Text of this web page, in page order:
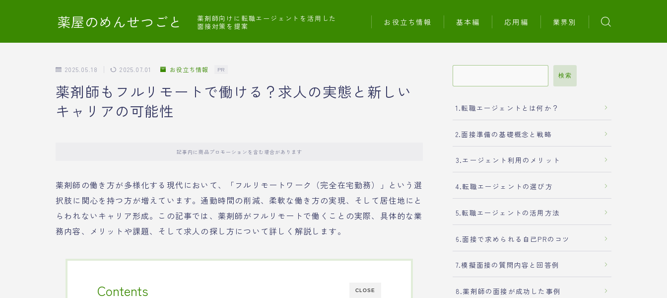
薬屋のめんせつごと
薬剤師向けに転職エージェントを活用した
面接対策を提案
お役立ち情報 基本編 応用編 業界別
2025.05.18 2025.07.01 お役立ち情報 PR
薬剤師もフルリモートで働ける？求人の実態と新しい
キャリアの可能性
記事内に商品プロモーションを含む場合があります
薬剤師の働き方が多様化する現代において、「フルリモートワーク（完全在宅勤務）」という選
択肢に関心を持つ方が増えています。通勤時間の削減、柔軟な働き方の実現、そして居住地にと
らわれないキャリア形成。この記事では、薬剤師がフルリモートで働くことの実際、具体的な業
務内容、メリットや課題、そして求人の探し方について詳しく解説します。
CLOSE
Contents
検索
1.転職エージェントとは何か？
2.面接準備の基礎概念と戦略
3.エージェント利用のメリット
4.転職エージェントの選び方
5.転職エージェントの活用方法
6.面接で求められる自己PRのコツ
7.模擬面接の質問内容と回答例
8.薬剤師の面接が成功した事例